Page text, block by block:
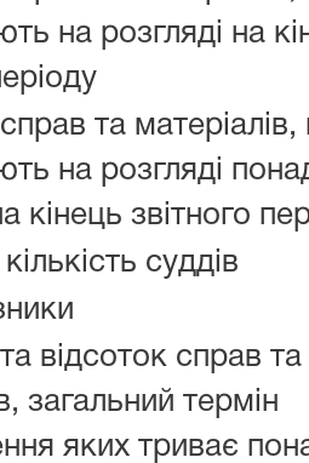
на розгляді на
справ та
на розгляді
кінець звітного
суддів
та відсоток справ та
загальний термін
яких триває